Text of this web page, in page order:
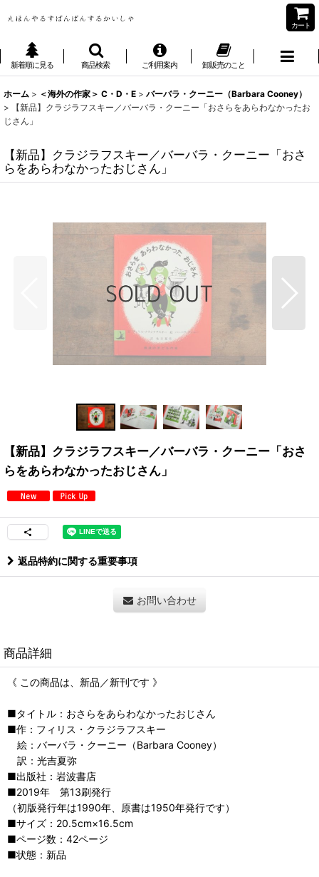
カート
新着順に見る 商品検索 ご利用案内 卸販売のこと
ホーム > ＜海外の作家＞ C・D・E > バーバラ・クーニー（Barbara Cooney）
>
【新品】クラジラフスキー／バーバラ・クーニー「おさらをあらわなかったお
じさん」
【新品】クラジラフスキー／バーバラ・クーニー「おさ
らをあらわなかったおじさん」
【新品】クラジラフスキー／バーバラ・クーニー「おさ
らをあらわなかったおじさん」
返品特約に関する重要事項
お問い合わせ
商品詳細
《 この商品は、新品／新刊です 》
■タイトル：おさらをあらわなかったおじさん
■作：フィリス・クラジラフスキー
絵：バーバラ・クーニー（Barbara Cooney）
訳：光吉夏弥
■出版社：岩波書店
■2019年 第13刷発行
（初版発行年は1990年、原書は1950年発行です）
■サイズ：20.5cm×16.5cm
■ページ数：42ページ
■状態：新品